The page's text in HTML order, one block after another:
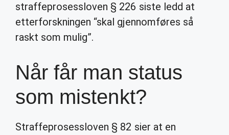
straffeprosessloven § 226 siste ledd at
etterforskningen “skal gjennomføres så
raskt som mulig”.
Når får man status
som mistenkt?
Straffeprosessloven § 82 sier at en